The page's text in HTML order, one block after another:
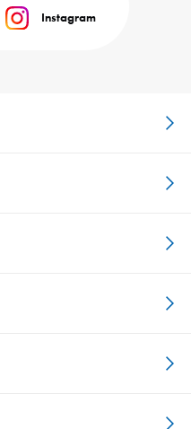
Instagram